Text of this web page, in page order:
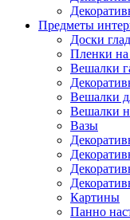
Предметы
Доски
Пленки на
Вешалки
Вешалки
Вешалки
Вазы
Картины
Панно